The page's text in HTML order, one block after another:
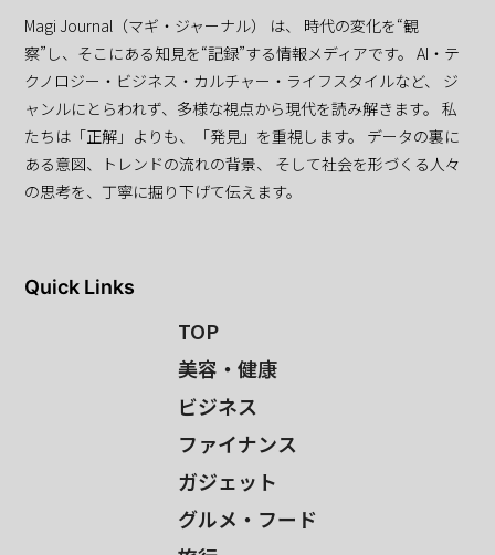
Magi Journal（マギ・ジャーナル） は、 時代の変化を“観
察”し、そこにある知見を“記録”する情報メディアです。 AI・テ
クノロジー・ビジネス・カルチャー・ライフスタイルなど、 ジ
ャンルにとらわれず、多様な視点から現代を読み解きます。 私
たちは「正解」よりも、「発見」を重視します。 データの裏に
ある意図、トレンドの流れの背景、 そして社会を形づくる人々
の思考を、丁寧に掘り下げて伝えます。
Quick Links
TOP
美容・健康
ビジネス
ファイナンス
ガジェット
グルメ・フード